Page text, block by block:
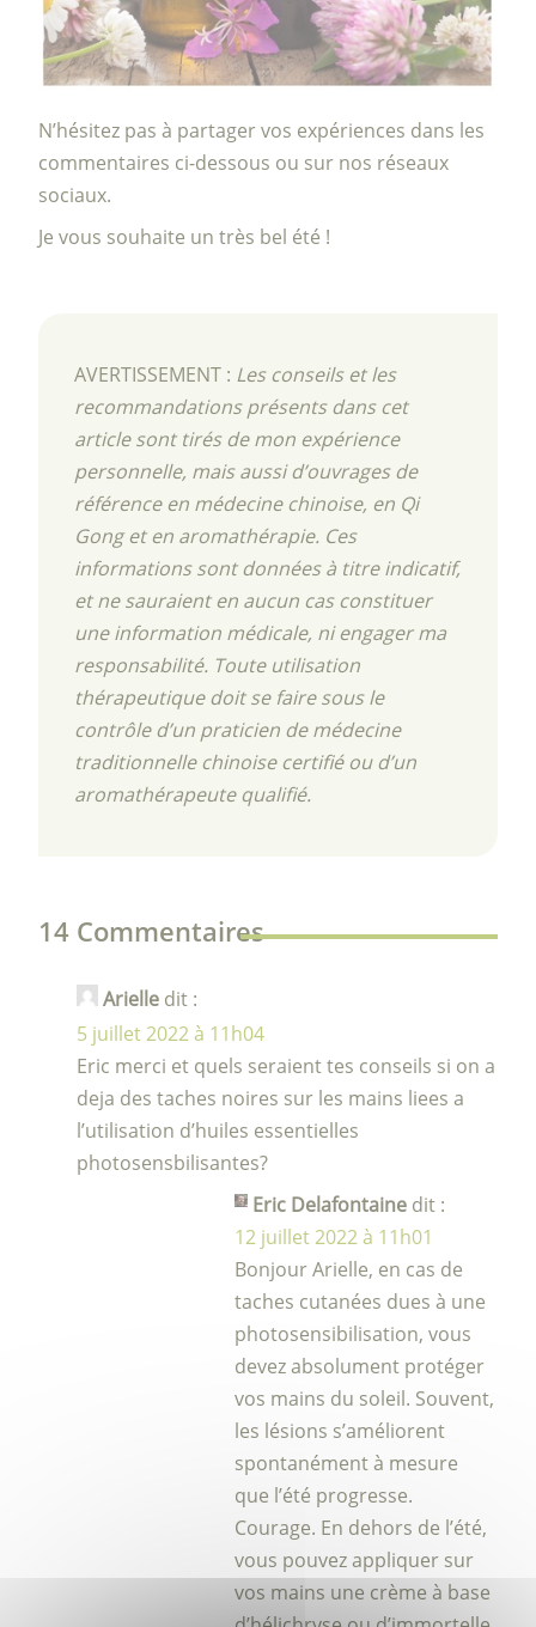
N’hésitez pas à partager vos expériences dans les
commentaires ci-dessous ou sur nos réseaux
sociaux.
Je vous souhaite un très bel été !
AVERTISSEMENT : Les conseils et les
recommandations présents dans cet
article sont tirés de mon expérience
personnelle, mais aussi d’ouvrages de
référence en médecine chinoise, en Qi
Gong et en aromathérapie. Ces
informations sont données à titre indicatif,
et ne sauraient en aucun cas constituer
une information médicale, ni engager ma
responsabilité. Toute utilisation
thérapeutique doit se faire sous le
contrôle d’un praticien de médecine
traditionnelle chinoise certifié ou d’un
aromathérapeute qualifié.
14 Commentaires
Arielle dit :
5 juillet 2022 à 11h04
Eric merci et quels seraient tes conseils si on a
deja des taches noires sur les mains liees a
l’utilisation d’huiles essentielles
photosensbilisantes?
Eric Delafontaine dit :
12 juillet 2022 à 11h01
Bonjour Arielle, en cas de
taches cutanées dues à une
photosensibilisation, vous
devez absolument protéger
vos mains du soleil. Souvent,
les lésions s’améliorent
spontanément à mesure
que l’été progresse.
Courage. En dehors de l’été,
vous pouvez appliquer sur
vos mains une crème à base